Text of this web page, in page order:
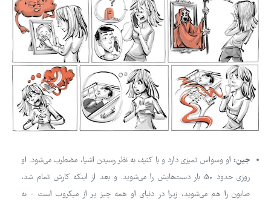
جین: او وسواس تمیزی دارد و با کثیف به نظر رسیدن اشیا، مضطرب می‌شود. او
روزی حدود 50 بار دست‌هایش را می‌شوید. و بعد از اینکه کارش تمام شد،
صابون را هم می‌شوید، زیرا در دنیای او همه چیز پر از میکروب است - به